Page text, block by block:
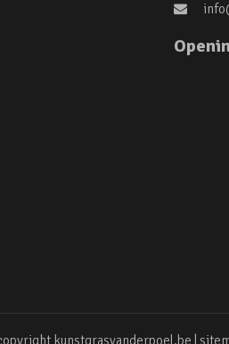
kunstgrasvanderpoel.be |